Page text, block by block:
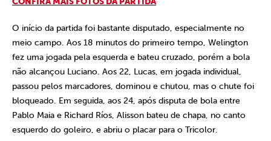
O início da partida foi bastante disputado, especialmente no
meio campo. Aos 18 minutos do primeiro tempo, Welington
fez uma jogada pela esquerda e bateu cruzado, porém a bola
não alcançou Luciano. Aos 22, Lucas, em jogada individual,
passou pelos marcadores, dominou e chutou, mas o chute foi
bloqueado. Em seguida, aos 24, após disputa de bola entre
Pablo Maia e Richard Ríos, Alisson bateu de chapa, no canto
esquerdo do goleiro, e abriu o placar para o Tricolor.